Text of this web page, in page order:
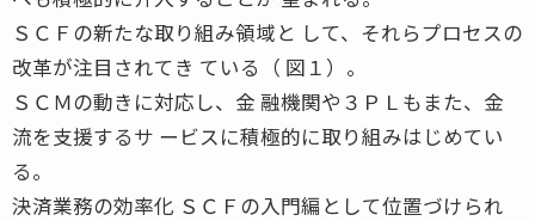
ＳＣＦの新たな取り組み領域と して、それらプロセスの
改革が注目されてき ている（ 図１）。
ＳＣＭの動きに対応し、金 融機関や３ＰＬもまた、金
流を支援するサ ービスに積極的に取り組みはじめてい
る。
決済業務の効率化 ＳＣＦの入門編として位置づけられ